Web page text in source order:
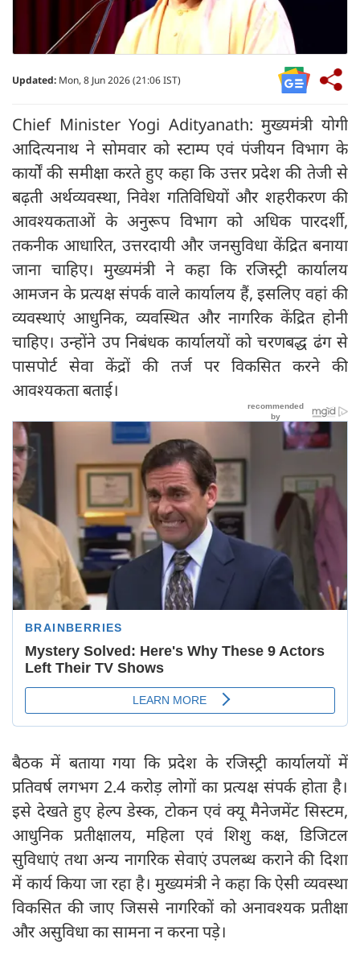
Updated: Mon, 8 Jun 2026 (21:06 IST)
Chief Minister Yogi Adityanath: मुख्यमंत्री योगी
आदित्यनाथ ने सोमवार को स्टाम्प एवं पंजीयन विभाग के
कार्यों की समीक्षा करते हुए कहा कि उत्तर प्रदेश की तेजी से
बढ़ती अर्थव्यवस्था, निवेश गतिविधियों और शहरीकरण की
आवश्यकताओं के अनुरूप विभाग को अधिक पारदर्शी,
तकनीक आधारित, उत्तरदायी और जनसुविधा केंद्रित बनाया
जाना चाहिए। मुख्यमंत्री ने कहा कि रजिस्ट्री कार्यालय
आमजन के प्रत्यक्ष संपर्क वाले कार्यालय हैं, इसलिए वहां की
व्यवस्थाएं आधुनिक, व्यवस्थित और नागरिक केंद्रित होनी
चाहिए। उन्होंने उप निबंधक कार्यालयों को चरणबद्ध ढंग से
पासपोर्ट सेवा केंद्रों की तर्ज पर विकसित करने की
आवश्यकता बताई।
बैठक में बताया गया कि प्रदेश के रजिस्ट्री कार्यालयों में
प्रतिवर्ष लगभग 2.4 करोड़ लोगों का प्रत्यक्ष संपर्क होता है।
इसे देखते हुए हेल्प डेस्क, टोकन एवं क्यू मैनेजमेंट सिस्टम,
आधुनिक प्रतीक्षालय, महिला एवं शिशु कक्ष, डिजिटल
सुविधाएं तथा अन्य नागरिक सेवाएं उपलब्ध कराने की दिशा
में कार्य किया जा रहा है। मुख्यमंत्री ने कहा कि ऐसी व्यवस्था
विकसित की जाए जिससे नागरिकों को अनावश्यक प्रतीक्षा
और असुविधा का सामना न करना पड़े।